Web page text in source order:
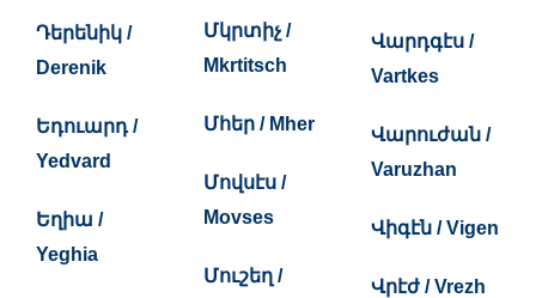
Դերենիկ /
Derenik
Եդուարդ /
Yedvard
Եղիա /
Yeghia
Մկրտիչ /
Mkrtitsch
Մհեր / Mher
Մովսէս /
Movses
Մուշեղ /
Վարդգէս /
Vartkes
Վարուժան /
Varuzhan
Վիգէն / Vigen
Վրէժ / Vrezh